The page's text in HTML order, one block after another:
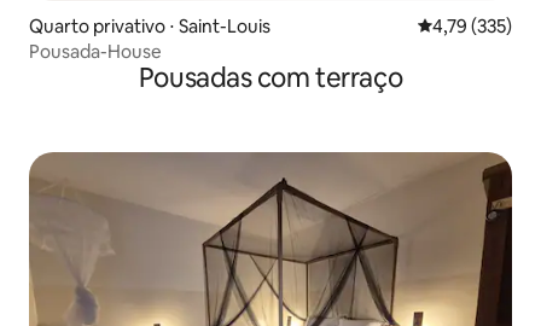
Quarto privativo ⋅ Saint-Louis 4,79 de uma
4,79 (335)
Pousada-House
Pousadas com terraço